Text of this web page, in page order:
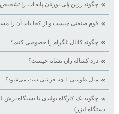
چگونه رزین پلی یورتان پایه آب را تشخیص
فوم صنعتی چیست و از کجا باید آن را
چگونه کانال تلگرام را خصوصی کنیم؟
درد کشاله ران نشانه چیست؟
مبل طوسی با چه فرشی ست می‌شود؟
چگونه یک کارگاه تولیدی با دستگاه برش
دستگاه لیزر)